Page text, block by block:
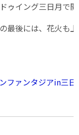
ゥイング三日月で
最後には、花火も
ンファンタジアin三